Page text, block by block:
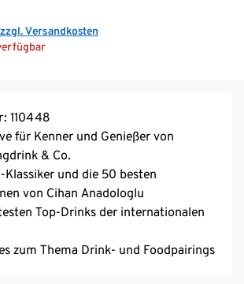
zzgl. Versandkosten
110448
für Kenner und Genießer von
& Co.
und die 50 besten
von Cihan Anadologlu
Top-Drinks der internationalen
zum Thema Drink- und Foodpairings